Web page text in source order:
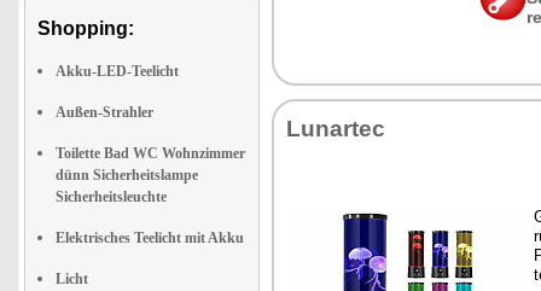
Shopping:
Akku-LED-Teelicht
Außen-Strahler
Toilette Bad WC Wohnzimmer
dünn Sicherheitslampe
Sicherheitsleuchte
Elektrisches Teelicht mit Akku
Licht
Lun­ar­tec